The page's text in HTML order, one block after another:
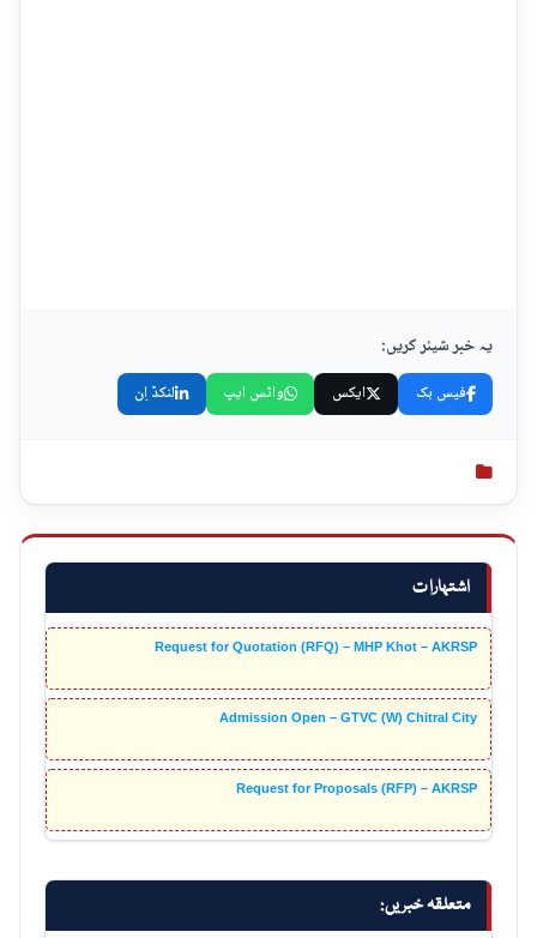
اشتہارات
Request for Quotation (RFQ) – MHP Khot – AKRSP
Admission Open – GTVC (W) Chitral City
Request for Proposals (RFP) – AKRSP
متعلقہ خبریں:
یہ خبر شیئر کریں:
فیس بک ایکس واٹس ایپ لنکڈ اِن